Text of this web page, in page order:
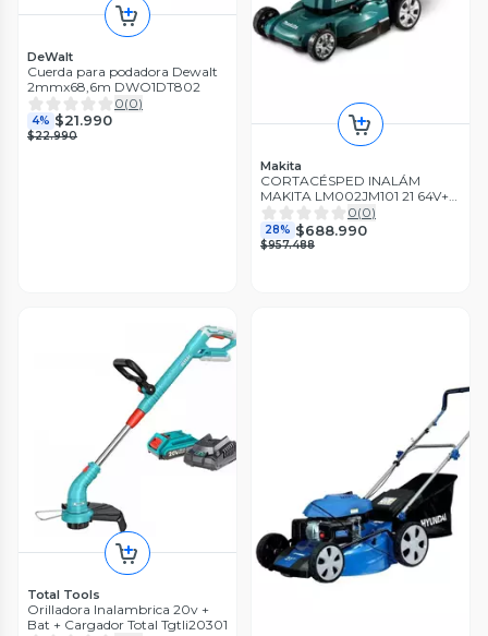
DeWalt
Cuerda para podadora Dewalt
2mmx68,6m DWO1DT802
0(0)
4% $21.990
$22.990
Makita
CORTACÉSPED INALÁM
MAKITA LM002JM101 21 64V+
BAT 4.0AH+CARG
0(0)
28% $688.990
$957.488
Total Tools
Orilladora Inalambrica 20v +
Bat + Cargador Total Tgtli20301